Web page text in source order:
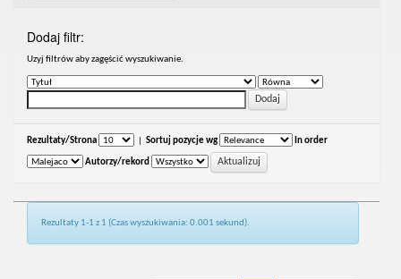
Dodaj filtr:
Uzyj filtrów aby zagęścić wyszukiwanie.
Rezultaty/Strona Sortuj pozycje wg In order
Autorzy/rekord
Rezultaty 1-1 z 1 (Czas wyszukiwania: 0.001 sekund).